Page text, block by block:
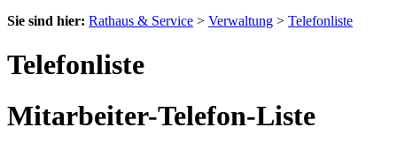
Sie sind hier: Rathaus & Service > Verwaltung > Telefonliste
Telefonliste
Mitarbeiter-Telefon-Liste